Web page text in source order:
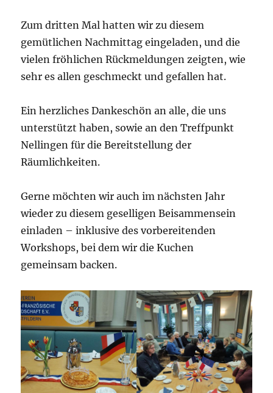
Zum dritten Mal hatten wir zu diesem
gemütlichen Nachmittag eingeladen, und die
vielen fröhlichen Rückmeldungen zeigten, wie
sehr es allen geschmeckt und gefallen hat.
Ein herzliches Dankeschön an alle, die uns
unterstützt haben, sowie an den Treffpunkt
Nellingen für die Bereitstellung der
Räumlichkeiten.
Gerne möchten wir auch im nächsten Jahr
wieder zu diesem geselligen Beisammensein
einladen – inklusive des vorbereitenden
Workshops, bei dem wir die Kuchen
gemeinsam backen.